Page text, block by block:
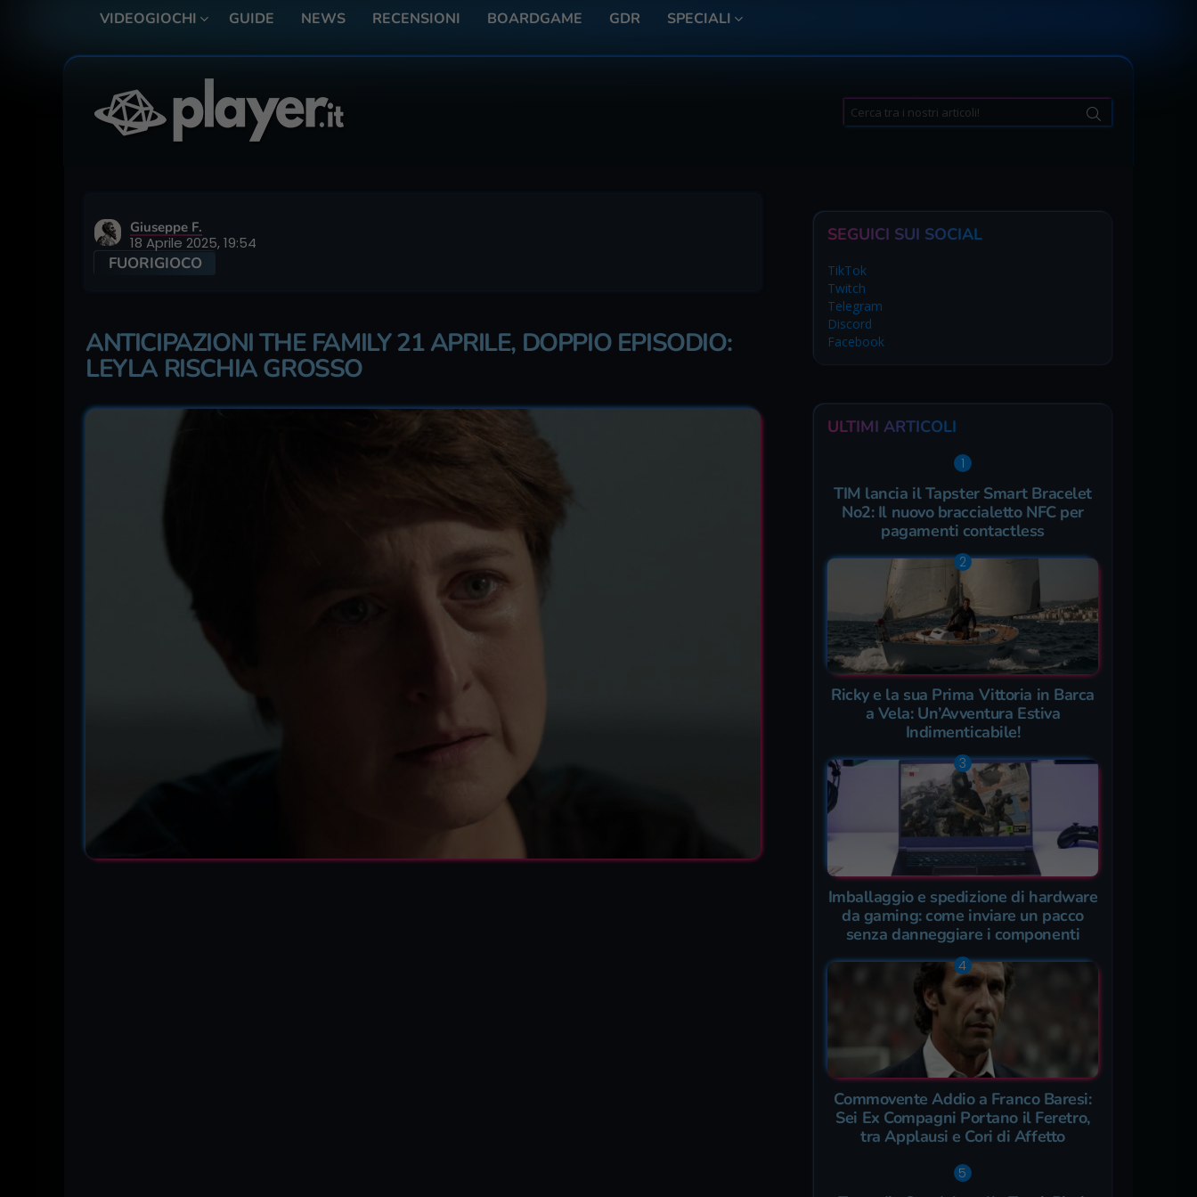
VIDEOGIOCHI GUIDE NEWS RECENSIONI BOARDGAME GDR SPECIALI
Search
for:
Giuseppe F.
18 Aprile 2025, 19:54
FUORIGIOCO
ANTICIPAZIONI THE FAMILY 21 APRILE, DOPPIO EPISODIO:
LEYLA RISCHIA GROSSO
SEGUICI SUI SOCIAL
TikTok
Twitch
Telegram
Discord
Facebook
ULTIMI ARTICOLI
TIM lancia il Tapster Smart Bracelet
No2: Il nuovo braccialetto NFC per
pagamenti contactless
Ricky e la sua Prima Vittoria in Barca
a Vela: Un’Avventura Estiva
Indimenticabile!
Imballaggio e spedizione di hardware
da gaming: come inviare un pacco
senza danneggiare i componenti
Commovente Addio a Franco Baresi:
Sei Ex Compagni Portano il Feretro,
tra Applausi e Cori di Affetto